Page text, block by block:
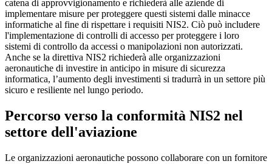
catena di approvvigionamento e richiederà alle aziende di
implementare misure per proteggere questi sistemi dalle minacce
informatiche al fine di rispettare i requisiti NIS2. Ciò può includere
l'implementazione di controlli di accesso per proteggere i loro
sistemi di controllo da accessi o manipolazioni non autorizzati.
Anche se la direttiva NIS2 richiederà alle organizzazioni
aeronautiche di investire in anticipo in misure di sicurezza
informatica, l’aumento degli investimenti si tradurrà in un settore più
sicuro e resiliente nel lungo periodo.
Percorso verso la conformità NIS2 nel
settore dell'aviazione
Le organizzazioni aeronautiche possono collaborare con un fornitore